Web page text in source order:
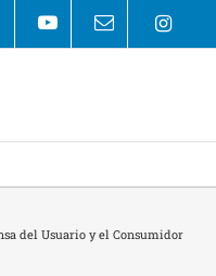
del Usuario y el Consumidor